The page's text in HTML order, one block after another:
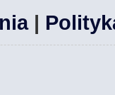
|